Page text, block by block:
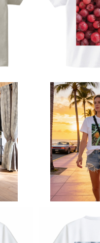
袖 Ts
メリ
リン
ス ア
個性
A
シ
Tシャツ レタッ
hirt オリジナル
カン カジュアル
グ コーデ イン
ンダー ウェア
人気 定番 重
ト U
オリ
い替
袖 s
サ
ン ス
Tシャツ フォト
R ポリエステル
Vカット 吸汗
ジナル スポー
え カジュアル
aritikari
original